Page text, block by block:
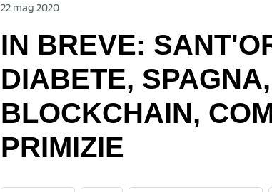
22 mag 2020
IN BREVE:
DIABETE,
BLOCKCHAIN,
PRIMIZIE